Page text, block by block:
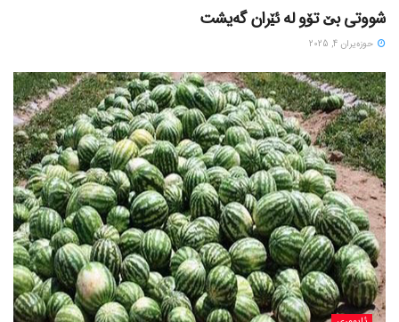
شووتی بێ تۆو لە ئێران گەیشت
حوزه‌یران 4, 2025